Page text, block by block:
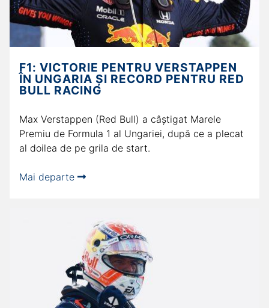
F1: VICTORIE PENTRU VERSTAPPEN
ÎN UNGARIA ȘI RECORD PENTRU RED
BULL RACING
Max Verstappen (Red Bull) a câștigat Marele
Premiu de Formula 1 al Ungariei, după ce a plecat
al doilea de pe grila de start.
Mai departe